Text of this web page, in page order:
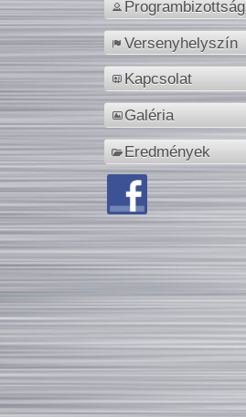
Programbizottság
Versenyhelyszín
Kapcsolat
Galéria
Eredmények